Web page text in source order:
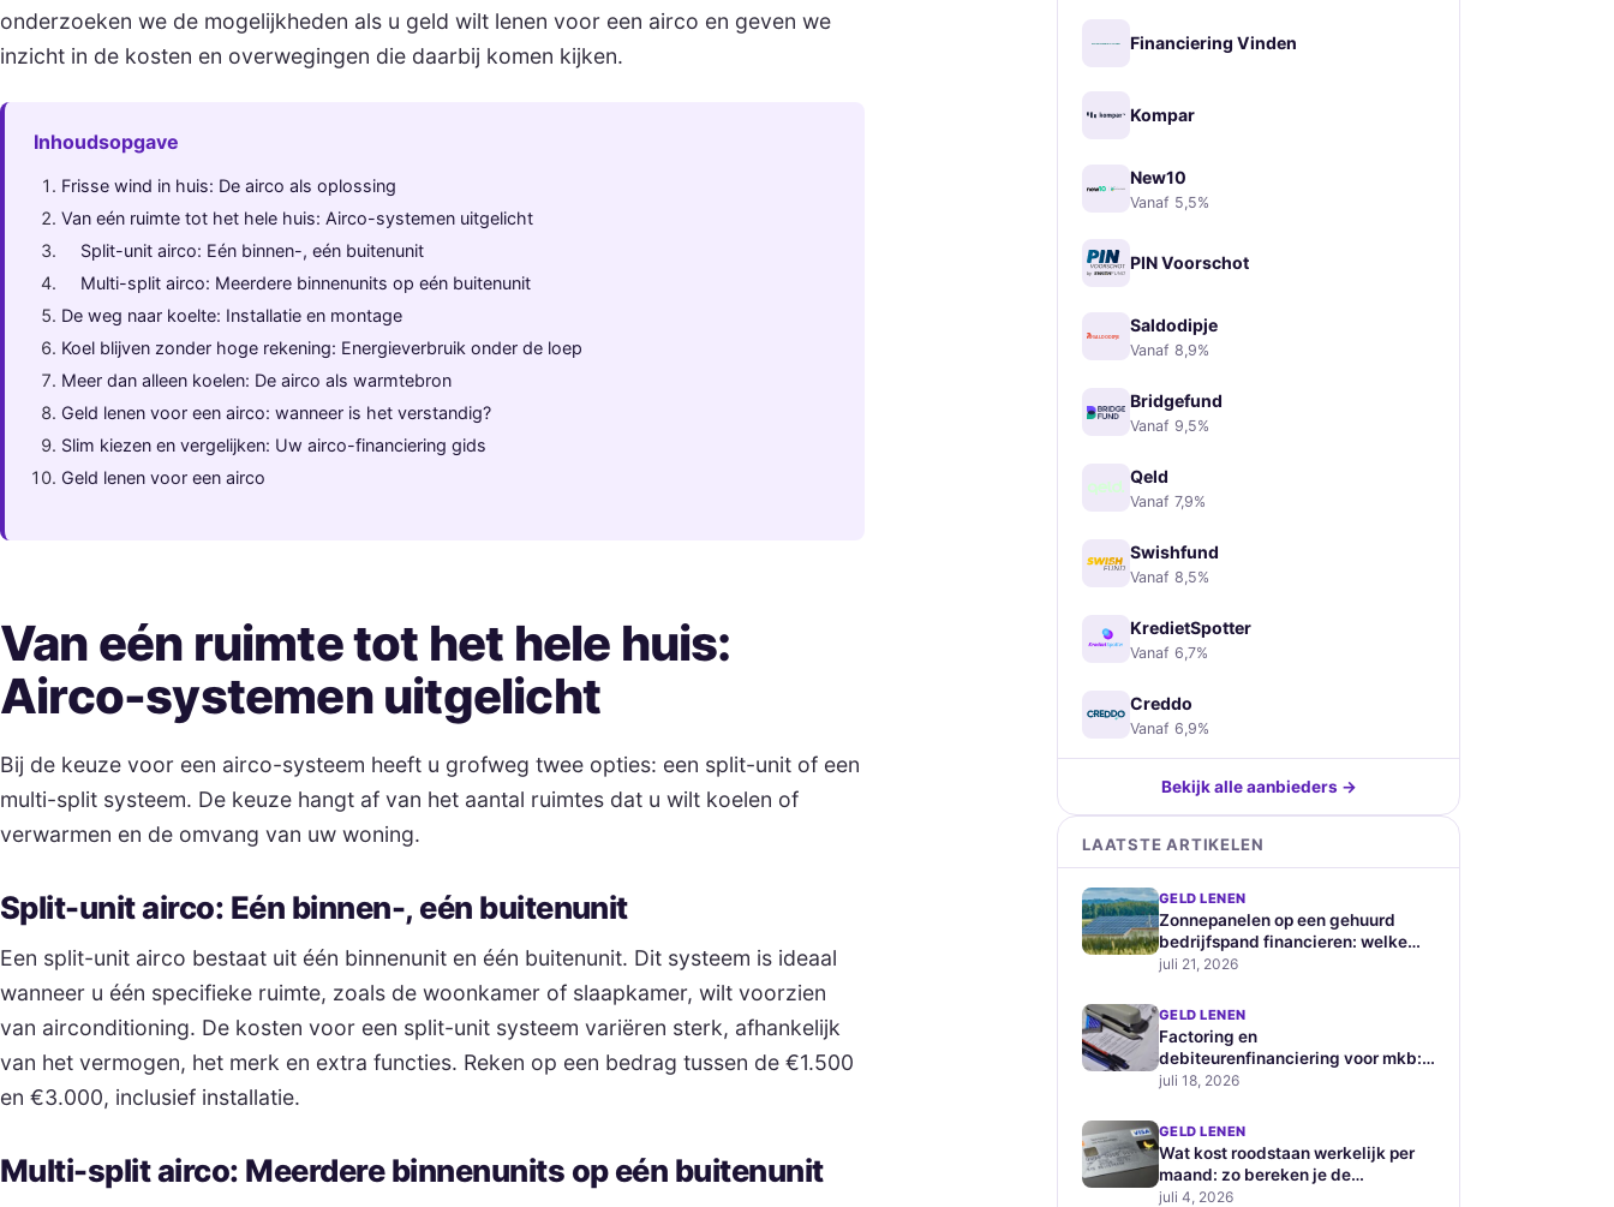
onderzoeken we de mogelijkheden als u geld wilt lenen voor een airco en geven we
inzicht in de kosten en overwegingen die daarbij komen kijken.
Inhoudsopgave
Frisse wind in huis: De airco als oplossing
Van eén ruimte tot het hele huis: Airco-systemen uitgelicht
Split-unit airco: Eén binnen-, eén buitenunit
Multi-split airco: Meerdere binnenunits op eén buitenunit
De weg naar koelte: Installatie en montage
Koel blijven zonder hoge rekening: Energieverbruik onder de loep
Meer dan alleen koelen: De airco als warmtebron
Geld lenen voor een airco: wanneer is het verstandig?
Slim kiezen en vergelijken: Uw airco-financiering gids
Geld lenen voor een airco
Van eén ruimte tot het hele huis:
Airco-systemen uitgelicht
Bij de keuze voor een airco-systeem heeft u grofweg twee opties: een split-unit of een
multi-split systeem. De keuze hangt af van het aantal ruimtes dat u wilt koelen of
verwarmen en de omvang van uw woning.
Split-unit airco: Eén binnen-, eén buitenunit
Een split-unit airco bestaat uit één binnenunit en één buitenunit. Dit systeem is ideaal
wanneer u één specifieke ruimte, zoals de woonkamer of slaapkamer, wilt voorzien
van airconditioning. De kosten voor een split-unit systeem variëren sterk, afhankelijk
van het vermogen, het merk en extra functies. Reken op een bedrag tussen de €1.500
en €3.000, inclusief installatie.
Multi-split airco: Meerdere binnenunits op eén buitenunit
Financiering Vinden
Kompar
New10
Vanaf 5,5%
PIN Voorschot
Saldodipje
Vanaf 8,9%
Bridgefund
Vanaf 9,5%
Qeld
Vanaf 7,9%
Swishfund
Vanaf 8,5%
KredietSpotter
Vanaf 6,7%
Creddo
Vanaf 6,9%
Bekijk alle aanbieders →
LAATSTE ARTIKELEN
GELD LENEN
Zonnepanelen op een gehuurd
bedrijfspand financieren: welke
zakelijke leningen zijn geschikt
juli 21, 2026
GELD LENEN
Factoring en
debiteurenfinanciering voor mkb:
hoe werkt het en wat kost het
juli 18, 2026
GELD LENEN
Wat kost roodstaan werkelijk per
maand: zo bereken je de
verborgen prijs van je
juli 4, 2026